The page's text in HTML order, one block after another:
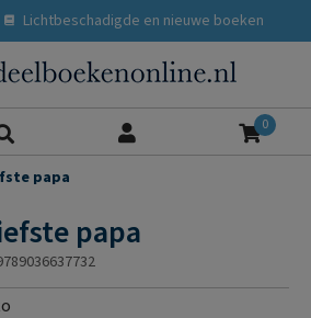
Lichtbeschadigde en nieuwe boeken
0
papa
papa